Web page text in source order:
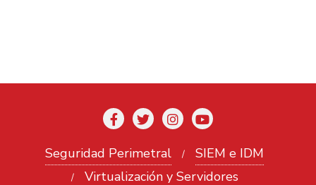
Seguridad Perimetral
SIEM e IDM
Virtualización y Servidores